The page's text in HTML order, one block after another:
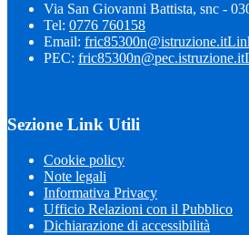
Via San Giovanni Battista, snc -
Tel: 0776 760158
Email: fric85300n@istruzione.it
PEC: fric85300n@pec.istruzione.it
Sezione Link Utili
Cookie policy
Note legali
Informativa Privacy
Ufficio Relazioni con il Pubblico
Dichiarazione di accessibilità